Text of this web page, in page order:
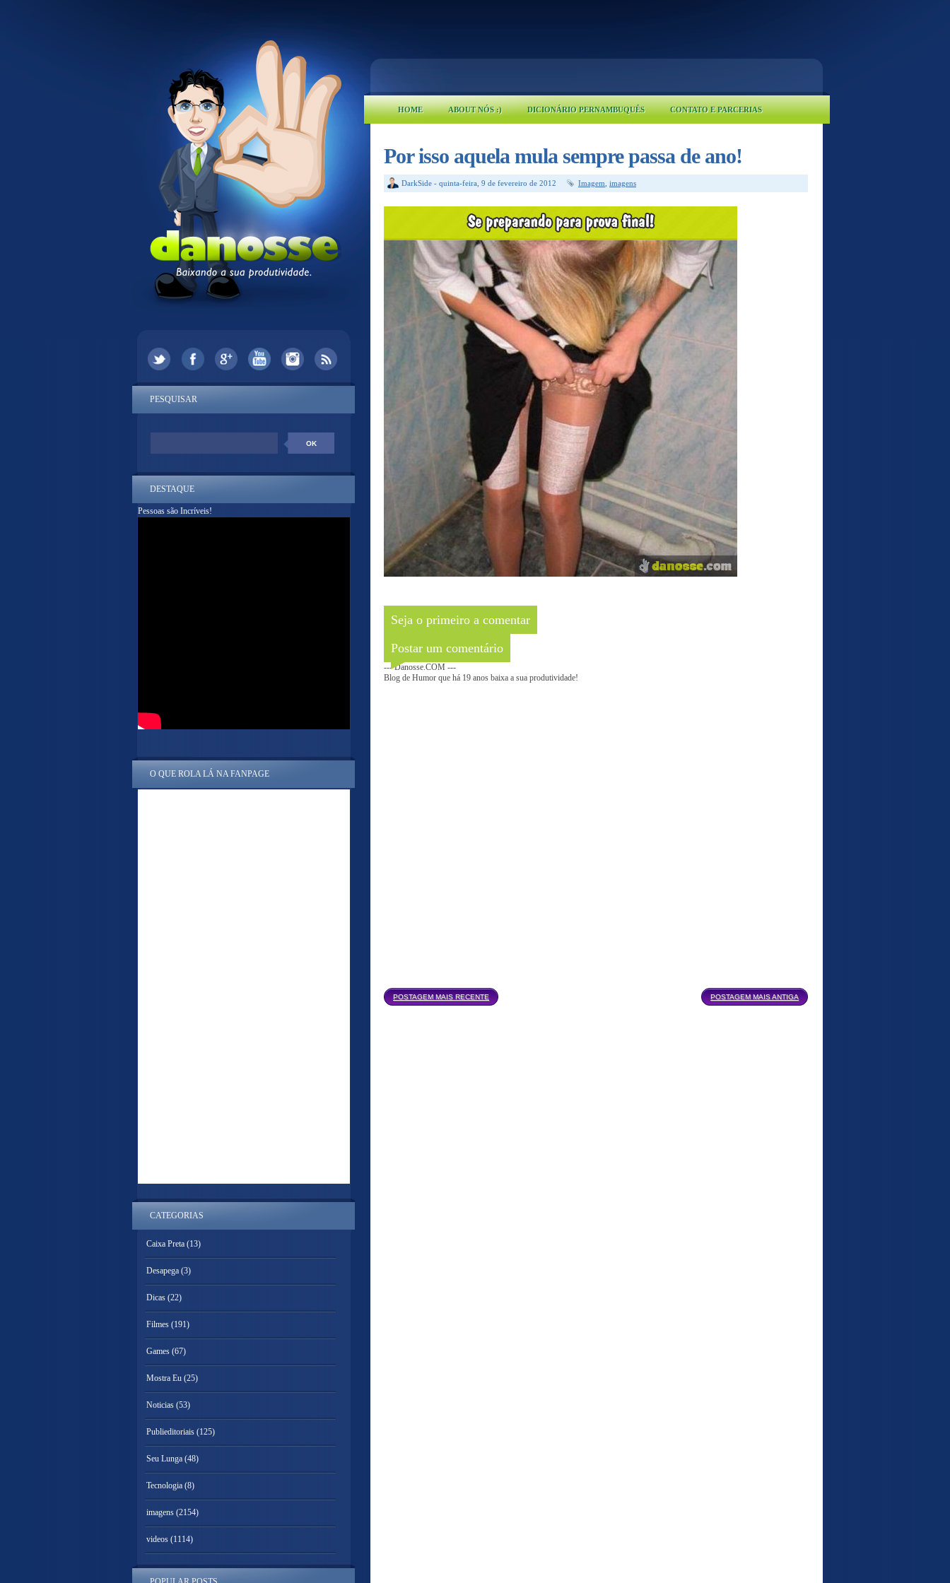
HOME ABOUT NÓS :) DICIONÁRIO PERNAMBUQUÊS CONTATO E PARCERIAS
Por isso aquela mula sempre passa de ano!
DarkSide - quinta-feira, 9 de fevereiro de 2012 Imagem imagens
Seja o primeiro a comentar
Postar um comentário
--- Danosse.COM ---
Blog de Humor que há 19 anos baixa a sua produtividade!
POSTAGEM MAIS RECENTE POSTAGEM MAIS ANTIGA
PESQUISAR
DESTAQUE
Pessoas são Incríveis!
O QUE ROLA LÁ NA FANPAGE
CATEGORIAS
Caixa Preta (13)
Desapega (3)
Dicas (22)
Filmes (191)
Games (67)
Mostra Eu (25)
Noticias (53)
Publieditoriais (125)
Seu Lunga (48)
Tecnologia (8)
imagens (2154)
videos (1114)